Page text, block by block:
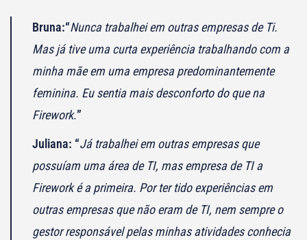
Bruna:“Nunca trabalhei em outras empresas de Ti.
Mas já tive uma curta experiência trabalhando com a
minha mãe em uma empresa predominantemente
feminina. Eu sentia mais desconforto do que na
Firework.”
Juliana: “Já trabalhei em outras empresas que
possuíam uma área de TI, mas empresa de TI a
Firework é a primeira. Por ter tido experiências em
outras empresas que não eram de TI, nem sempre o
gestor responsável pelas minhas atividades conhecia